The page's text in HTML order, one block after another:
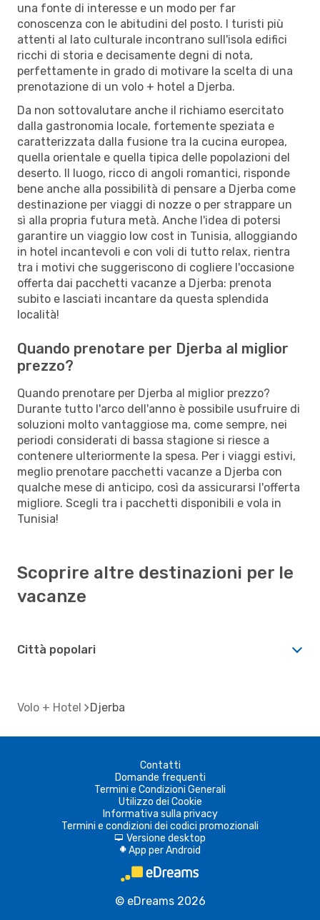
una fonte di interesse e un modo per far
conoscenza con le abitudini del posto. I turisti più
attenti al lato culturale incontrano sull'isola edifici
ricchi di storia e decisamente degni di nota,
perfettamente in grado di motivare la scelta di una
prenotazione di un volo + hotel a Djerba.
Da non sottovalutare anche il richiamo esercitato
dalla gastronomia locale, fortemente speziata e
caratterizzata dalla fusione tra la cucina europea,
quella orientale e quella tipica delle popolazioni del
deserto. Il luogo, ricco di angoli romantici, risponde
bene anche alla possibilità di pensare a Djerba come
destinazione per viaggi di nozze o per strappare un
sì alla propria futura metà. Anche l'idea di potersi
garantire un viaggio low cost in Tunisia, alloggiando
in hotel incantevoli e con voli di tutto relax, rientra
tra i motivi che suggeriscono di cogliere l'occasione
offerta dai pacchetti vacanze a Djerba: prenota
subito e lasciati incantare da questa splendida
località!
Quando prenotare per Djerba al miglior
prezzo?
Quando prenotare per Djerba al miglior prezzo?
Durante tutto l'arco dell'anno è possibile usufruire di
soluzioni molto vantaggiose ma, come sempre, nei
periodi considerati di bassa stagione si riesce a
contenere ulteriormente la spesa. Per i viaggi estivi,
meglio prenotare pacchetti vacanze a Djerba con
qualche mese di anticipo, così da assicurarsi l'offerta
migliore. Scegli tra i pacchetti disponibili e vola in
Tunisia!
Scoprire altre destinazioni per le
vacanze
Città popolari
Volo + Hotel Djerba
Contatti
Domande frequenti
Termini e Condizioni Generali
Utilizzo dei Cookie
Informativa sulla privacy
Termini e condizioni dei codici promozionali
d Versione desktop
A App per Android
© eDreams 2026